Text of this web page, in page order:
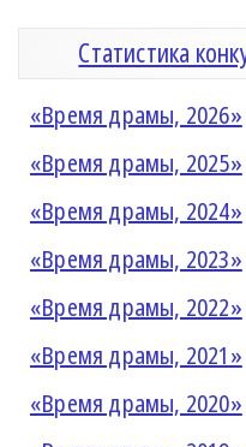
Статистика
«Время драмы, 2026»
«Время драмы, 2025»
«Время драмы, 2024»
«Время драмы, 2023»
«Время драмы, 2022»
«Время драмы, 2021»
«Время драмы, 2020»